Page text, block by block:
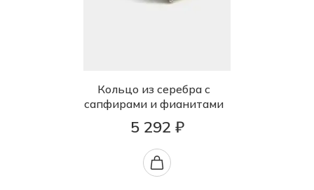
Кольцо из серебра с
сапфирами и фианитами
5 292 ₽